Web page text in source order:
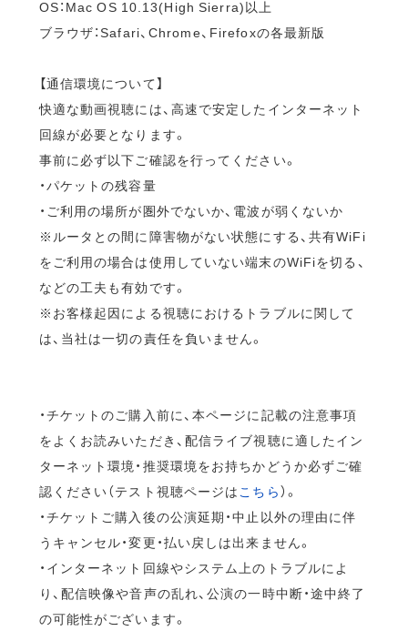
OS：Mac OS 10.13(High Sierra)以上
ブラウザ：Safari、Chrome、Firefoxの各最新版
【通信環境について】
快適な動画視聴には、高速で安定したインターネット
回線が必要となります。
事前に必ず以下ご確認を行ってください。
・パケットの残容量
・ご利用の場所が圏外でないか、電波が弱くないか
※ルータとの間に障害物がない状態にする、共有WiFi
をご利用の場合は使用していない端末のWiFiを切る、
などの工夫も有効です。
※お客様起因による視聴におけるトラブルに関して
は、当社は一切の責任を負いません。
・チケットのご購入前に、本ページに記載の注意事項
をよくお読みいただき、配信ライブ視聴に適したイン
ターネット環境・推奨環境をお持ちかどうか必ずご確
認ください（テスト視聴ページは こちら）。
・チケットご購入後の公演延期・中止以外の理由に伴
うキャンセル・変更・払い戻しは出来ません。
・インターネット回線やシステム上のトラブルによ
り、配信映像や音声の乱れ、公演の一時中断・途中終了
の可能性がございます。